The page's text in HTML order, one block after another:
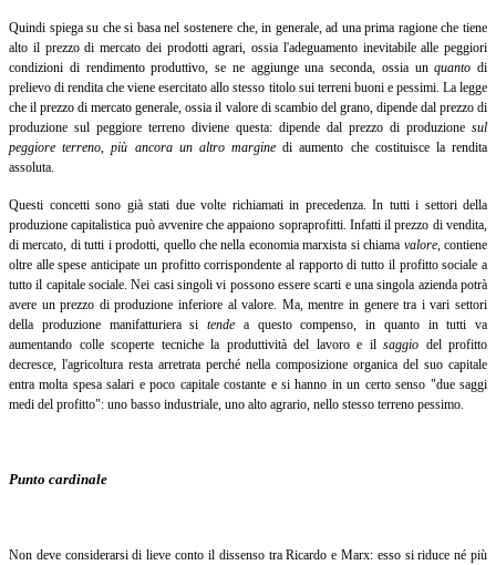
Quindi spiega su che si basa nel sostenere che, in generale, ad una prima ragione che tiene
alto il prezzo di mercato dei prodotti agrari, ossia l'adeguamento inevitabile alle peggiori
condizioni di rendimento produttivo, se ne aggiunge una seconda, ossia unquanto di
prelievo di rendita che viene esercitato allo stesso titolo sui terreni buoni e pessimi. La legge
che il prezzo di mercato generale, ossia il valore di scambio del grano, dipende dal prezzo di
produzione sul peggiore terreno diviene questa: dipende dal prezzo di produzione sul
peggiore terreno, più ancora un altro marginedi aumento che costituisce la rendita
assoluta.
Questi concetti sono già stati due volte richiamati in precedenza. In tutti i settori della
produzione capitalistica può avvenire che appaiono sopraprofitti. Infatti il prezzo di vendita,
di mercato, di tutti i prodotti, quello che nella economia marxista si chiama valore, contiene
oltre alle spese anticipate un profitto corrispondente al rapporto di tutto il profitto sociale a
tutto il capitale sociale. Nei casi singoli vi possono essere scarti e una singola azienda potrà
avere un prezzo di produzione inferiore al valore. Ma, mentre in genere tra i vari settori
della produzione manifatturiera si tende a questo compenso, in quanto in tutti va
aumentando colle scoperte tecniche la produttività del lavoro e ilsaggio del profitto
decresce, l'agricoltura resta arretrata perché nella composizione organica del suo capitale
entra molta spesa salari e poco capitale costante e si hanno in un certo senso "due saggi
medi del profitto": uno basso industriale, uno alto agrario, nello stesso terreno pessimo.
Punto cardinale
Non deve considerarsi di lieve conto il dissenso tra Ricardo e Marx: esso si riduce né più